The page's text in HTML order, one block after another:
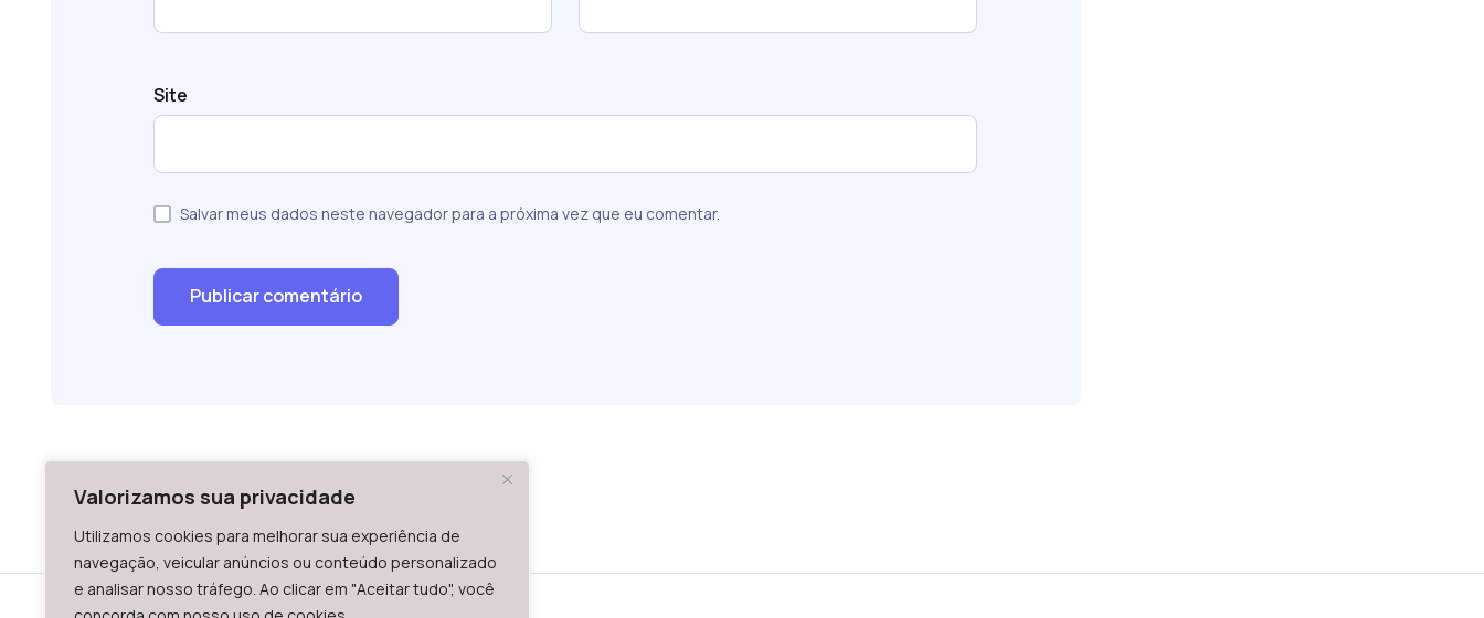
Valorizamos sua privacidade
Utilizamos cookies para melhorar sua experiência de
navegação, veicular anúncios ou conteúdo personalizado
e analisar nosso tráfego. Ao clicar em "Aceitar tudo", você
Site
Salvar meus dados neste navegador para a próxima vez que eu comentar.